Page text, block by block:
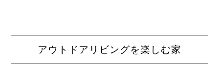
アウトドアリビングを楽しむ家